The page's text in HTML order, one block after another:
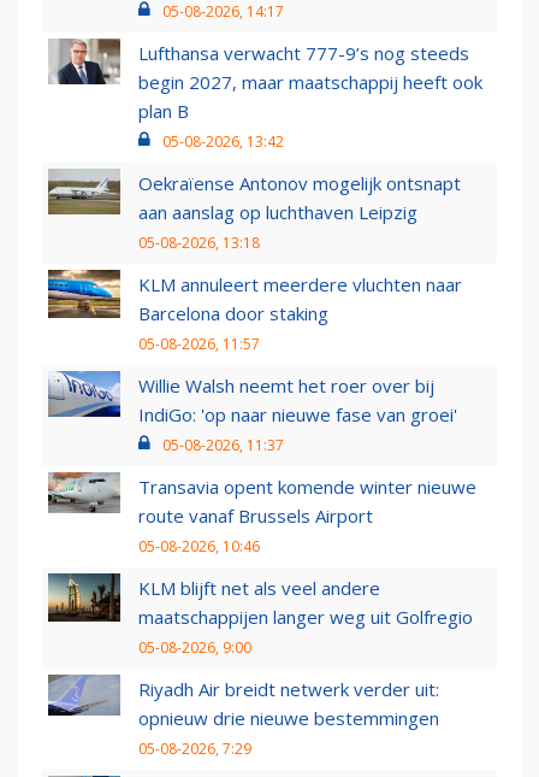
05-08-2026, 14:17
Lufthansa verwacht 777-9’s nog steeds
begin 2027, maar maatschappij heeft ook
plan B
05-08-2026, 13:42
Oekraïense Antonov mogelijk ontsnapt
aan aanslag op luchthaven Leipzig
05-08-2026, 13:18
KLM annuleert meerdere vluchten naar
Barcelona door staking
05-08-2026, 11:57
Willie Walsh neemt het roer over bij
IndiGo: 'op naar nieuwe fase van groei'
05-08-2026, 11:37
Transavia opent komende winter nieuwe
route vanaf Brussels Airport
05-08-2026, 10:46
KLM blijft net als veel andere
maatschappijen langer weg uit Golfregio
05-08-2026, 9:00
Riyadh Air breidt netwerk verder uit:
opnieuw drie nieuwe bestemmingen
05-08-2026, 7:29